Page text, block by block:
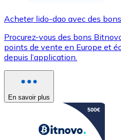
Acheter lido-dao avec des bons
Procurez-vous des bons
points de vente en Europe et
depuis l’application.
En savoir plus